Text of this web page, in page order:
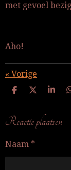
met gevoel
Aho!
« Vorige
D
e
n
D
S
r
e
Reactie plaatsen
Naam *